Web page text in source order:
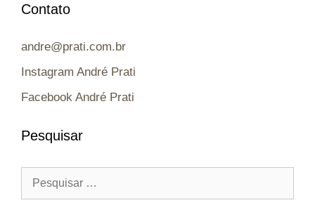
Contato
andre@prati.com.br
Instagram André Prati
Facebook André Prati
Pesquisar
Pesquisar
por: